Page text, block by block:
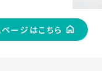
ージはこちら